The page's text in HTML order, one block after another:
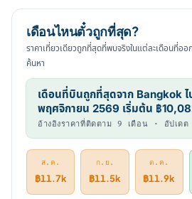
เดือนไหนตั๋วถูกที่สุด?
ราคาเที่ยวเดียวถูกที่สุดที่พบจริงในแต่ละเดือนที่อ
ค้นหา
เดือนที่บินถูกที่สุดจาก Bangkok
พฤศจิกายน 2569 เริ่มต้น ฿
อ้างอิงราคาที่ติดตาม 9 เดือน · อัปเ
ส.ค.
฿11.7k
ก.ย.
฿11.5k
ต.ค.
฿11.9k